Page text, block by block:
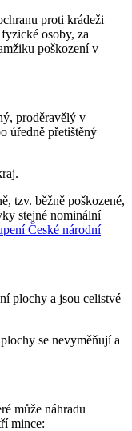
proti krádeži
osoby, za
poškození v
proděravělý v
úředně přetištěný
tzv. běžně poškozené,
stejné nominální
České národní
plochy a jsou celistvé
se nevyměňují a
může náhradu
mince: